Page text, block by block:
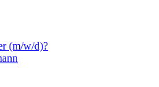
(m/w/d)?